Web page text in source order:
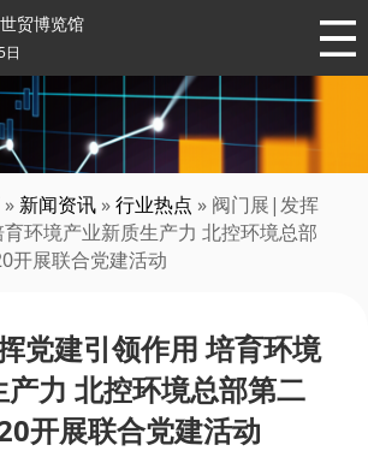
贸博览馆
日
» 新闻资讯 »行业热点 » 阀门展|发挥
环境产业新质生产力 北控环境总部
开展联合党建活动
党建引领作用 培育环境
产力 北控环境总部第二
开展联合党建活动